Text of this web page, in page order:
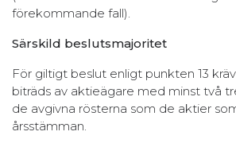
förekommande fall).
Särskild beslutsmajoritet
För giltigt beslut enligt punkten 13
biträds av aktieägare med minst två
de avgivna rösterna som de aktier
årsstämman.